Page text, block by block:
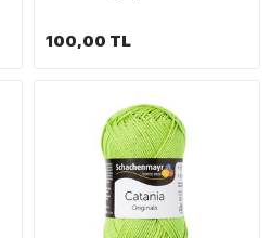
100,00 TL